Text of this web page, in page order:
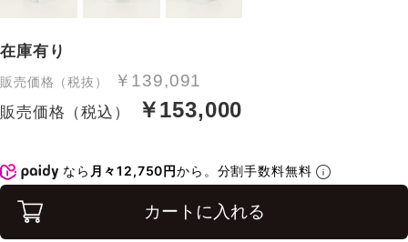
在庫有り
販売価格（税抜） ￥139,091
販売価格（税込） ￥153,000
なら 月々12,750円から。分割手数料無料
カートに入れる